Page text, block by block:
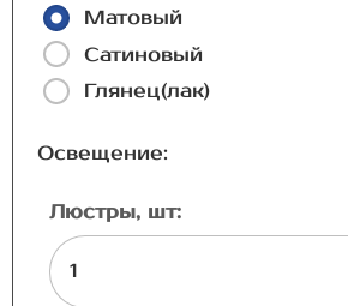
Матовый
Сатиновый
Глянец(лак)
Освещение:
Люстры, шт: